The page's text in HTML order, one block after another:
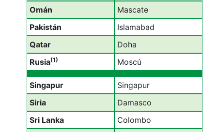
Omán
Mascate
Pakistán
Islamabad
Qatar
Doha
Rusia(1) Moscú
Singapur
Singapur
Siria
Damasco
Sri Lanka
Colombo